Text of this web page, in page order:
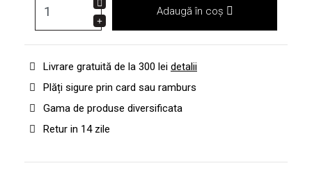
Adaugă în coș
Livrare gratuită de la 300 lei detalii
Plăți sigure prin card sau ramburs
Gama de produse diversificata
Retur in 14 zile